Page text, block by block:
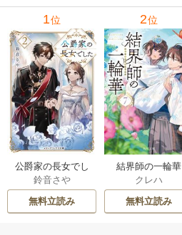
1位
公爵家の長女でし
た
鈴音さや
無料立読み
2位
結界師の一輪華
クレハ
無料立読み